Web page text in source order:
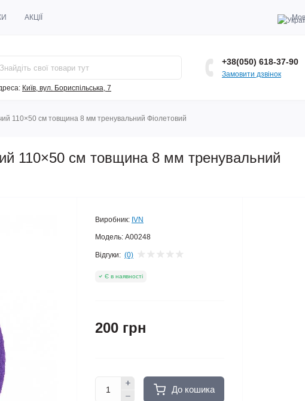
АКЦІЇ
Київ, вул. Бориспільська, 7
+38(050) 618-37-90
Замовити дзвінок
110×50 см товщина 8 мм тренувальний Фіолетовий
110×50 см товщина 8 мм тренувальний
Виробник: IVN
Модель: A00248
Відгуки: (0)
Є в наявності
200 грн
До кошика